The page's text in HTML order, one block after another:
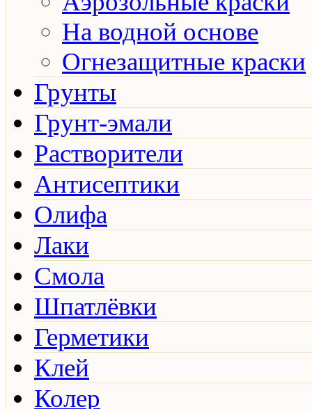
На водной основе
Огнезащитные краски
Грунты
Грунт-эмали
Растворители
Антисептики
Олифа
Лаки
Смола
Шпатлёвки
Герметики
Клей
Колер